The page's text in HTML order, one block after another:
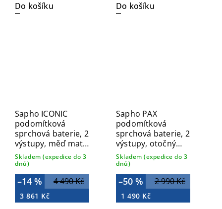
Do košíku Do košíku
Sapho ICONIC
podomítková
sprchová baterie, 2
výstupy, měď mat
AF042PG
Skladem (expedice do 3
dnů)
4 490 Kč
–14 %
3 861 Kč
Sapho PAX
podomítková
sprchová baterie, 2
výstupy, otočný
přepínač, chrom XA43
Skladem (expedice do 3
dnů)
2 990 Kč
–50 %
1 490 Kč